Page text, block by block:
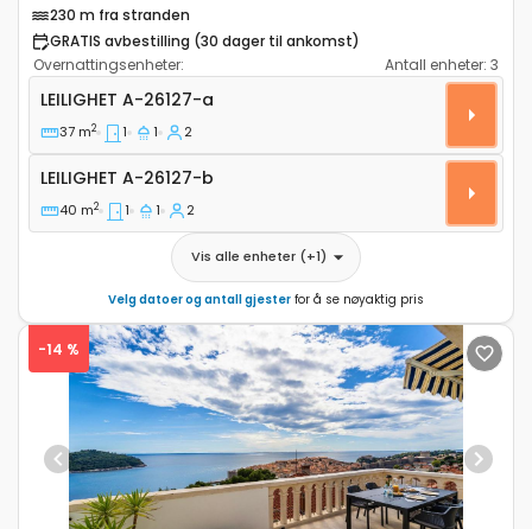
230 m fra stranden
GRATIS avbestilling (30 dager til ankomst)
Overnattingsenheter:
Antall enheter: 3
Ettroms leilighet Dubrovnik A-26127-a
LEILIGHET A-26127-a
37 m2 1 1 2
Leilighet A-26127-b
LEILIGHET A-26127-b
40 m2 1 1 2
Vis alle enheter (+1)
Velg datoer og antall gjester for å se nøyaktig pris
Previous Next
-14 %